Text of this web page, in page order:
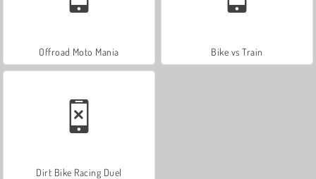
Offroad Moto Mania Bike vs Train
Dirt Bike Racing Duel